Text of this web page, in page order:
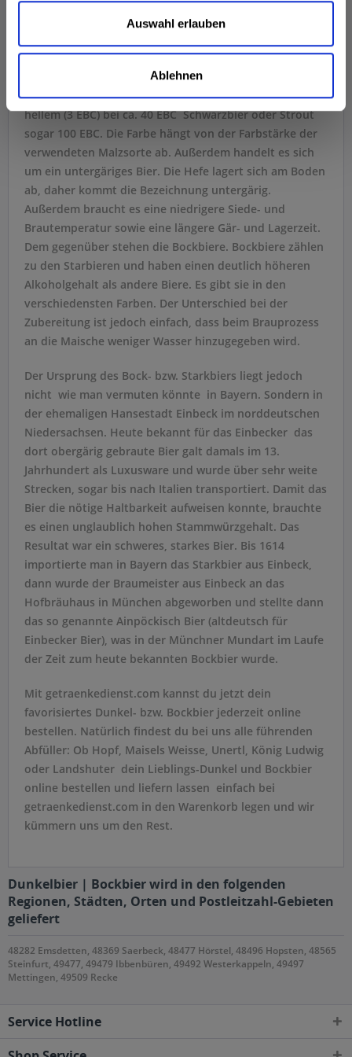
Auswahl erlauben
Ablehnen
gelbgold bis schwarz ist alles dabei. Der Einfachheit
halber wird allerdings nur zwischen Hell- und
Dunkelbieren unterschieden. Doch was genau ist der
Der Farbgehalt des Dunkelbiers liegt im Vergleich zu
hellem (3 EBC) bei ca. 40 EBC  Schwarzbier oder Strout
sogar 100 EBC. Die Farbe hängt von der Farbstärke der
verwendeten Malzsorte ab. Außerdem handelt es sich
um ein untergäriges Bier. Die Hefe lagert sich am Boden
ab, daher kommt die Bezeichnung untergärig.
Außerdem braucht es eine niedrigere Siede- und
Brautemperatur sowie eine längere Gär- und Lagerzeit.
Dem gegenüber stehen die Bockbiere. Bockbiere zählen
zu den Starbieren und haben einen deutlich höheren
Alkoholgehalt als andere Biere. Es gibt sie in den
verschiedensten Farben. Der Unterschied bei der
Zubereitung ist jedoch einfach, dass beim Brauprozess
an die Maische weniger Wasser hinzugegeben wird.
Der Ursprung des Bock- bzw. Starkbiers liegt jedoch
nicht  wie man vermuten könnte  in Bayern. Sondern in
der ehemaligen Hansestadt Einbeck im norddeutschen
Niedersachsen. Heute bekannt für das Einbecker  das
dort obergärig gebraute Bier galt damals im 13.
Jahrhundert als Luxusware und wurde über sehr weite
Strecken, sogar bis nach Italien transportiert. Damit das
Bier die nötige Haltbarkeit aufweisen konnte, brauchte
es einen unglaublich hohen Stammwürzgehalt. Das
Resultat war ein schweres, starkes Bier. Bis 1614
importierte man in Bayern das Starkbier aus Einbeck,
dann wurde der Braumeister aus Einbeck an das
Hofbräuhaus in München abgeworben und stellte dann
das so genannte Ainpöckisch Bier (altdeutsch für
Einbecker Bier), was in der Münchner Mundart im Laufe
der Zeit zum heute bekannten Bockbier wurde.
Mit getraenkedienst.com kannst du jetzt dein
favorisiertes Dunkel- bzw. Bockbier jederzeit online
bestellen. Natürlich findest du bei uns alle führenden
Abfüller: Ob Hopf, Maisels Weisse, Unertl, König Ludwig
oder Landshuter  dein Lieblings-Dunkel und Bockbier
online bestellen und liefern lassen  einfach bei
getraenkedienst.com in den Warenkorb legen und wir
kümmern uns um den Rest.
Dunkelbier | Bockbier wird in den folgenden
Regionen, Städten, Orten und Postleitzahl-Gebieten
geliefert
48282 Emsdetten, 48369 Saerbeck, 48477 Hörstel, 48496 Hopsten, 48565
Steinfurt, 49477, 49479 Ibbenbüren, 49492 Westerkappeln, 49497
Mettingen, 49509 Recke
Service Hotline